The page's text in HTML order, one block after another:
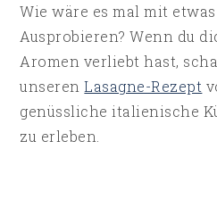
Wie wäre es mal mit etwas
Ausprobieren? Wenn du
Aromen verliebt hast,
unserenLasagne-Rezept
genüssliche italienische
zu erleben.